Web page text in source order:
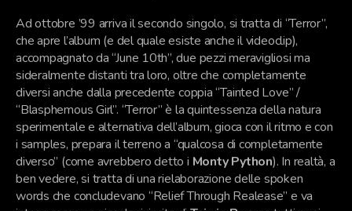
Ad ottobre ’99 arriva il secondo singolo, si tratta di “Terror”,
che apre l’album (e del quale esiste anche il videoclip),
accompagnato da “June 10th”, due pezzi meravigliosi ma
sideralmente distanti tra loro, oltre che completamente
diversi anche dalla precedente coppia “Tainted Love” /
“Blasphemous Girl”. “Terror” è la quintessenza della natura
sperimentale e alternativa dell’album, gioca con il ritmo e con
i samples, prepara il terreno a “qualcosa di completamente
diverso” (come avrebbero detto i Monty Python). In realtà, a
ben vedere, si tratta di una rielaborazione delle spoken
words che concludevano “Relief Through Realease” e va